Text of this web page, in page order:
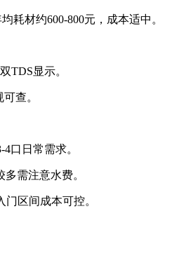
耗材约600-800元，成本适中。
TDS显示。
查。
4口日常需求。
多需注意水费。
门区间成本可控。